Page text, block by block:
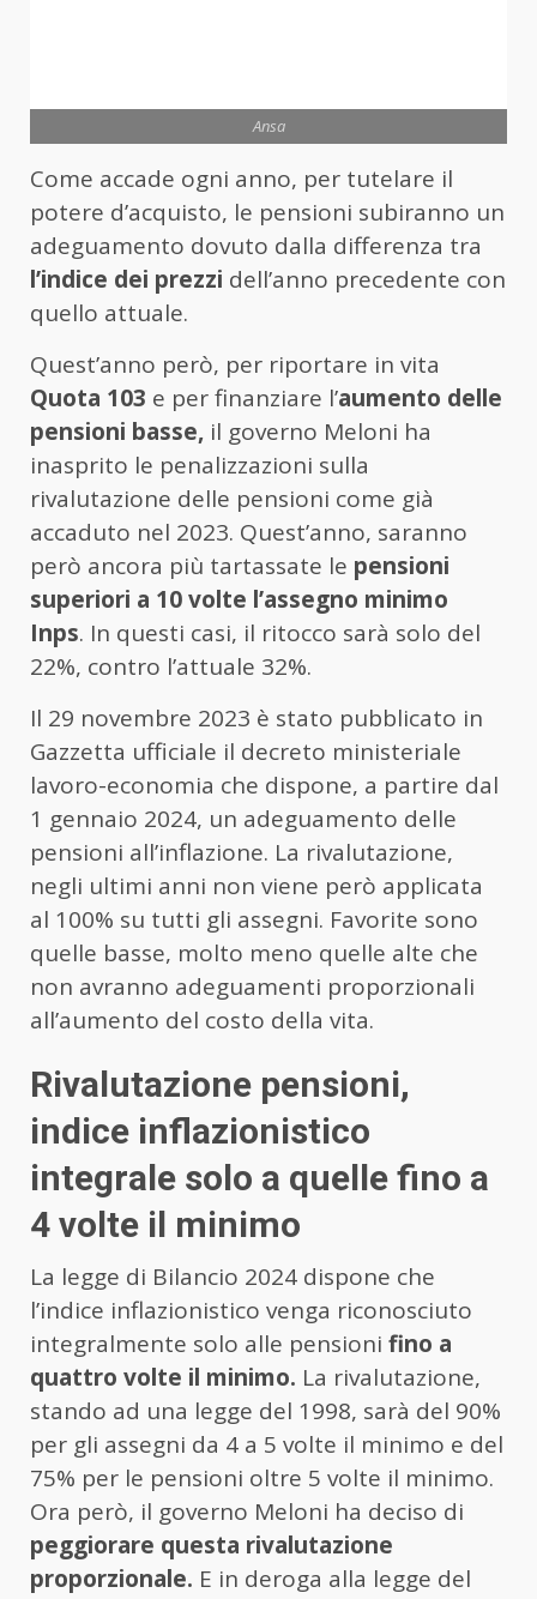
Ansa
Come accade ogni anno, per tutelare il
potere d’acquisto, le pensioni subiranno un
adeguamento dovuto dalla differenza tra
l’indice dei prezzi dell’anno precedente con
quello attuale.
Quest’anno però, per riportare in vita
Quota 103 e per finanziare l’aumento delle
pensioni basse, il governo Meloni ha
inasprito le penalizzazioni sulla
rivalutazione delle pensioni come già
accaduto nel 2023. Quest’anno, saranno
però ancora più tartassate le pensioni
superiori a 10 volte l’assegno minimo
Inps. In questi casi, il ritocco sarà solo del
22%, contro l’attuale 32%.
Il 29 novembre 2023 è stato pubblicato in
Gazzetta ufficiale il decreto ministeriale
lavoro-economia che dispone, a partire dal
1 gennaio 2024, un adeguamento delle
pensioni all’inflazione. La rivalutazione,
negli ultimi anni non viene però applicata
al 100% su tutti gli assegni. Favorite sono
quelle basse, molto meno quelle alte che
non avranno adeguamenti proporzionali
all’aumento del costo della vita.
Rivalutazione pensioni,
indice inflazionistico
integrale solo a quelle fino a
4 volte il minimo
La legge di Bilancio 2024 dispone che
l’indice inflazionistico venga riconosciuto
integralmente solo alle pensioni fino a
quattro volte il minimo. La rivalutazione,
stando ad una legge del 1998, sarà del 90%
per gli assegni da 4 a 5 volte il minimo e del
75% per le pensioni oltre 5 volte il minimo.
Ora però, il governo Meloni ha deciso di
peggiorare questa rivalutazione
proporzionale. E in deroga alla legge del